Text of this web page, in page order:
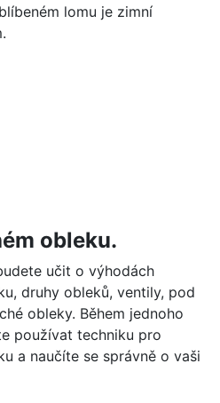
lomu je zimní
obleku.
učit o výhodách
druhy obleků, ventily, pod
obleky. Během jednoho
používat techniku pro
a naučíte se správně o vaši